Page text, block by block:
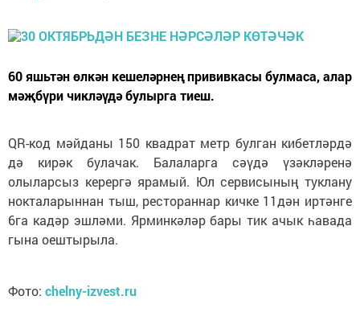
60 яшьтән өлкән кешеләрнең прививкасы булмаса, алар
мәҗбүри чикләүдә булырга тиеш.
QR-код мәйданы 150 квадрат метр булган кибетләрдә
дә кирәк булачак. Балаларга сәүдә үзәкләренә
олыларсыз керергә ярамый. Юл сервисының туклану
нокталарыннан тыш, рестораннар кичке 11дән иртәнге
6га кадәр эшләми. Ярминкәләр бары тик ачык һавада
гына оештырыла.
Фото: chelny-izvest.ru